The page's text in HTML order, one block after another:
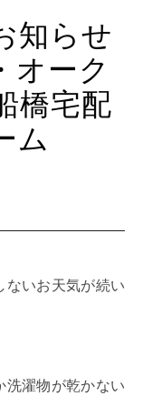
知らせ
オーク
橋宅配
ム
濯物が乾かない